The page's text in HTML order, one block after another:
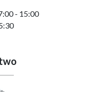
- 15:00